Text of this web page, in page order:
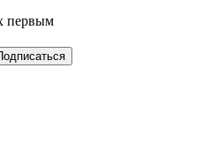
первым